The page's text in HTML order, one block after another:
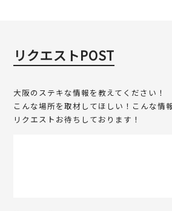
リクエストPOST
大阪のステキな情報を教えてください！
こんな場所を取材してほしい！こんな情
リクエストお待ちしております！